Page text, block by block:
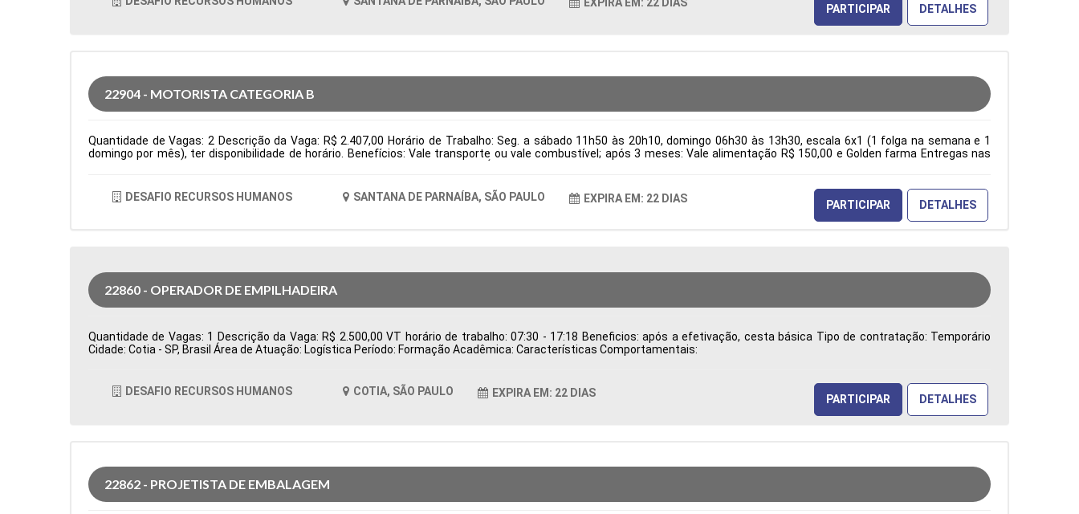
PARTICIPAR DETALHES
22904 - MOTORISTA CATEGORIA B
Quantidade de Vagas: 2 Descrição da Vaga: R$ 2.407,00 Horário de Trabalho: Seg. a sábado 11h50 às 20h10, domingo 06h30 às 13h30, escala 6x1 (1 folga na semana e 1
domingo por mês), ter disponibilidade de horário. Benefícios: Vale transporte ou vale combustível; após 3 meses: Vale alimentação R$ 150,00 e Golden farma Entregas nas
DESAFIO RECURSOS HUMANOS SANTANA DE PARNAÍBA, SÃO PAULO EXPIRA EM: 22 DIAS PARTICIPAR DETALHES
22860 - OPERADOR DE EMPILHADEIRA
Quantidade de Vagas: 1 Descrição da Vaga: R$ 2.500,00 VT horário de trabalho: 07:30 - 17:18 Beneficios: após a efetivação, cesta básica Tipo de contratação: Temporário
Cidade: Cotia - SP, Brasil Área de Atuação: Logística Período: Formação Acadêmica: Características Comportamentais:
DESAFIO RECURSOS HUMANOS COTIA, SÃO PAULO EXPIRA EM: 22 DIAS PARTICIPAR DETALHES
22862 - PROJETISTA DE EMBALAGEM